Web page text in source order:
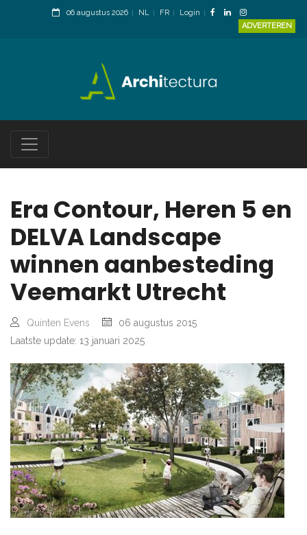
06 augustus 2026 NL FR
Login
ADVERTEREN
Era Contour, Heren 5 en
DELVA Landscape
winnen aanbesteding
Veemarkt Utrecht
Quinten Evens
06 augustus 2015
Laatste update: 13 januari 2025